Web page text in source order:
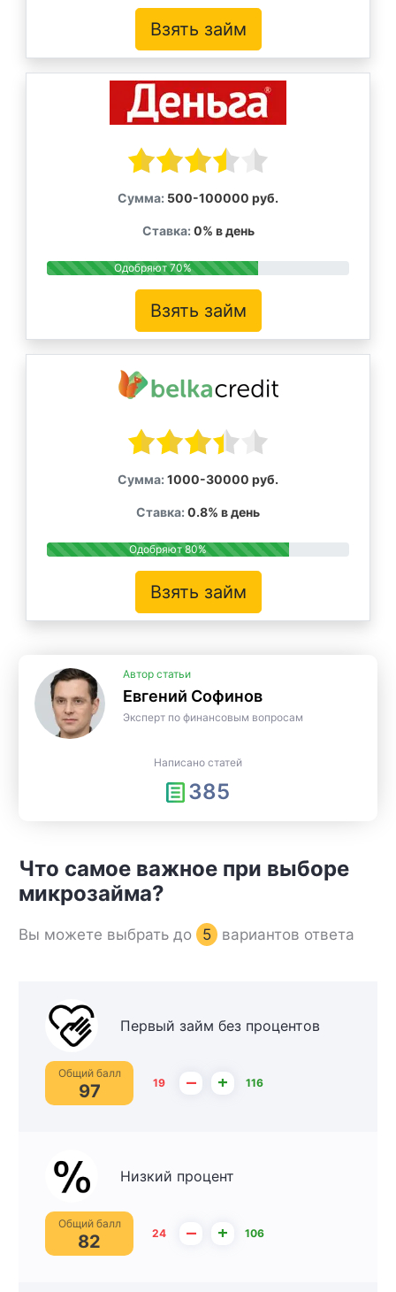
Взять займ
Сумма: 500-100000 руб.
Ставка: 0% в день
Одобряют 70%
Взять займ
Сумма: 1000-30000 руб.
Ставка: 0.8% в день
Одобряют 80%
Взять займ
Автор статьи
Евгений Софинов
Эксперт по финансовым вопросам
Написано статей
385
Что самое важное при выборе
микрозайма?
Вы можете выбрать до 5 вариантов ответа
Первый займ без процентов
Общий балл
97 19 – + 116
Низкий процент
Общий балл
82 24 – + 106